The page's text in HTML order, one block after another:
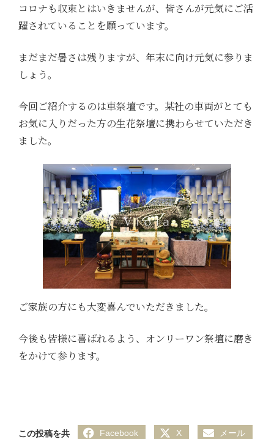
コロナも収束とはいきませんが、皆さんが元気にご活
躍されていることを願っています。
まだまだ暑さは残りますが、年末に向け元気に参りま
しょう。
今回ご紹介するのは車祭壇です。某社の車両がとても
お気に入りだった方の生花祭壇に携わらせていただき
ました。
ご家族の方にも大変喜んでいただきました。
今後も皆様に喜ばれるよう、オンリーワン祭壇に磨き
をかけて参ります。
この投稿を共
Facebook X メール